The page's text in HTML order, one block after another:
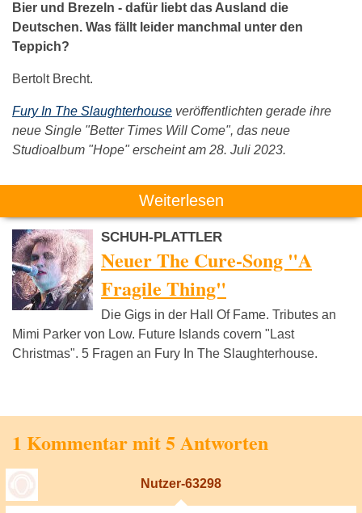
Bier und Brezeln - dafür liebt das Ausland die
Deutschen. Was fällt leider manchmal unter den
Teppich?
Bertolt Brecht.
Fury In The Slaughterhouse veröffentlichten gerade ihre
neue Single "Better Times Will Come", das neue
Studioalbum "Hope" erscheint am 28. Juli 2023.
Weiterlesen
SCHUH-PLATTLER
Neuer The Cure-Song "A
Fragile Thing"
Die Gigs in der Hall Of Fame. Tributes an
Mimi Parker von Low. Future Islands covern "Last
Christmas". 5 Fragen an Fury In The Slaughterhouse.
1 Kommentar mit 5 Antworten
Nutzer-63298